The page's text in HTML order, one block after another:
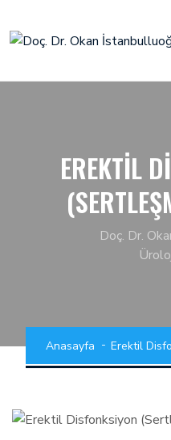
EREKTIL
Doç. Dr.
Anasayfa Erektil